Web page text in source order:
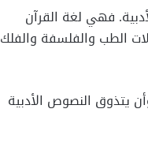
فهي لغة القرآن
الطب والفلسفة والفلك
يتذوق النصوص الأدبية